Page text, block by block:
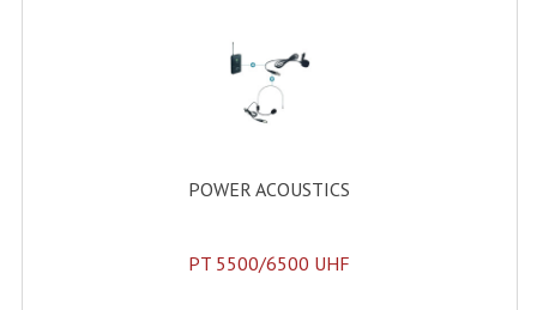
Tweeters Pour Enceintes
Platines Disque Vinyles
POWER ACOUSTICS
PT 5500/6500 UHF